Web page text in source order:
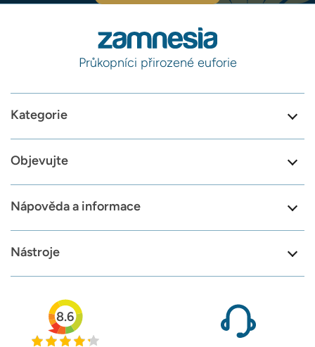
Průkopníci přirozené euforie
Kategorie
Objevujte
Nápověda a informace
Nástroje
8.6